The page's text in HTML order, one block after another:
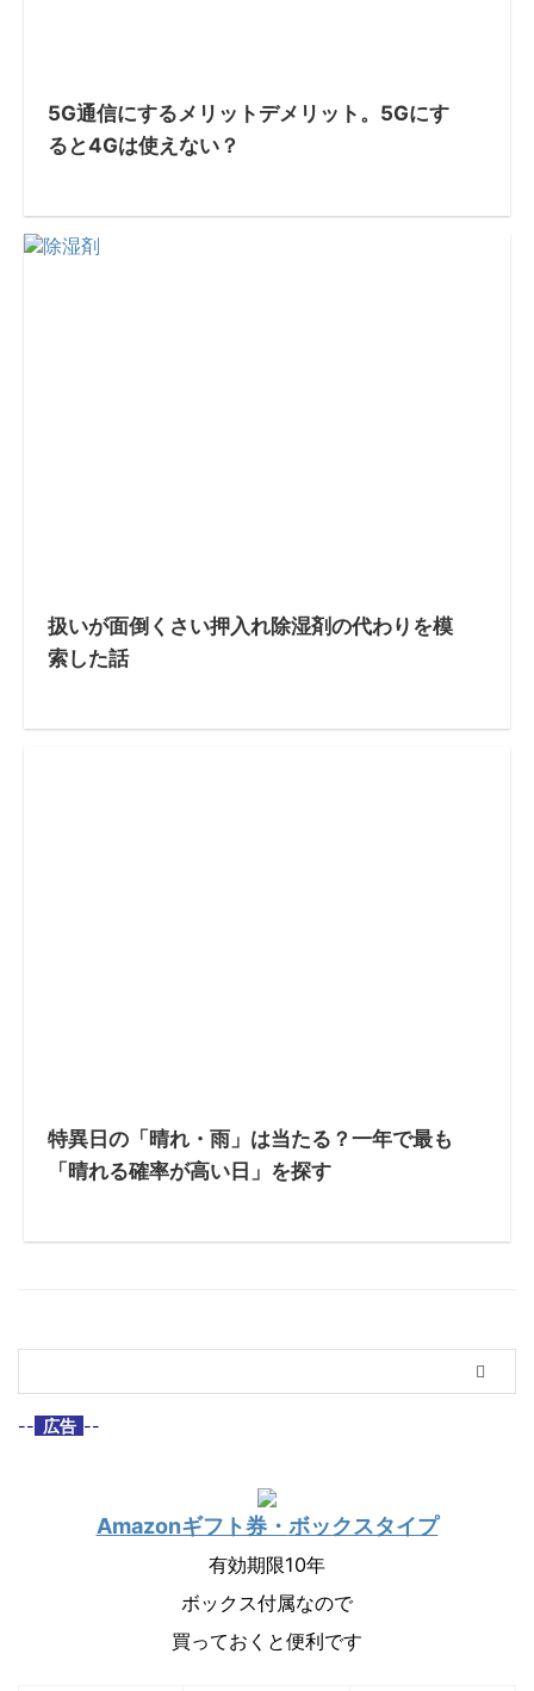
5G通信にするメリットデメリット。5Gにす
ると4Gは使えない？
扱いが面倒くさい押入れ除湿剤の代わりを模
索した話
特異日の「晴れ・雨」は当たる？一年で最も
「晴れる確率が高い日」を探す
-- 広告 --
Amazonギフト券・ ボックスタイプ
有効期限10年
ボックス付属なので
買っておくと便利です